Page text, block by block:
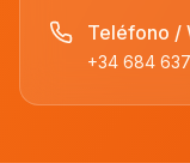
Teléfono /
+34 684